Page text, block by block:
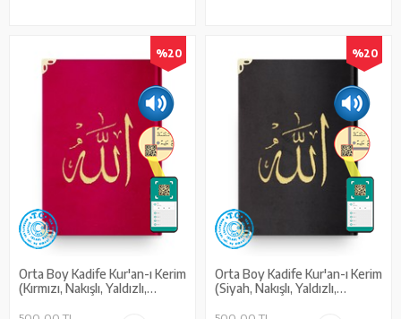
%20
Orta Boy Kadife Kur'an-ı Kerim
(Kırmızı, Nakışlı, Yaldızlı,
%20
Orta Boy Kadife Kur'an-ı Kerim
(Siyah, Nakışlı, Yaldızlı,